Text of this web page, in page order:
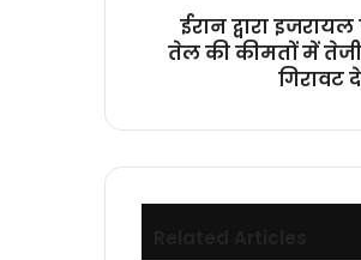
बाजार
में
ईरान द्वारा
तेल की कीमतों में
गिरावट